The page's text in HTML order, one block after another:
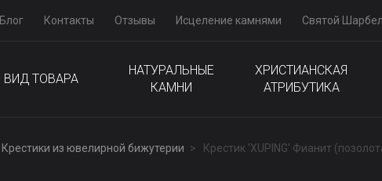
Блог Контакты Отзывы Исцеление камнями Святой
ВИД ТОВАРА
НАТУРАЛЬНЫЕ
КАМНИ
ХРИСТИАНСКАЯ
АТРИБУТИКА
Крестики из ювелирной бижутерии Крестик 'XUPING' Фианит